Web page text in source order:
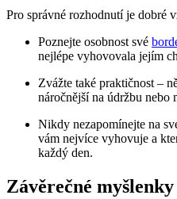
Pro správné rozhodnutí je dobré
Poznejte osobnost své
nejlépe vyhovovala jejím
Zvážte také praktičnost –
náročnější na údržbu nebo
Nikdy nezapomínejte na
vám nejvíce vyhovuje a
každý den.
Závěrečné myšlenky